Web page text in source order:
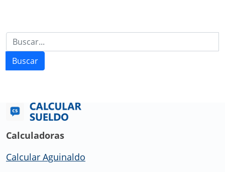
Buscar
Calculadoras
Calcular Aguinaldo